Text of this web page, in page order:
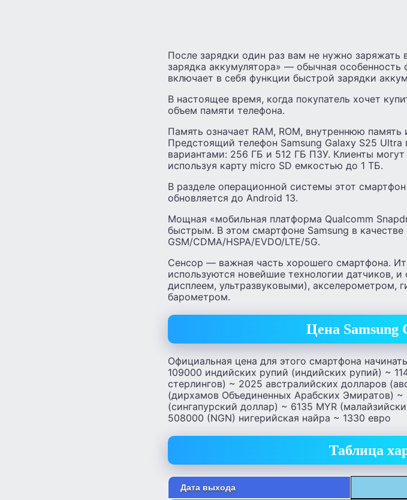
После зарядки один раз вам не нужно
зарядка аккумулятора» — обычная особенность
включает в себя функции быстрой зарядки
В настоящее время, когда покупатель хочет
объем памяти телефона.
Память означает RAM, ROM, внутреннюю
Предстоящий телефон Samsung Galaxy S25
вариантами: 256 ГБ и 512 ГБ ПЗУ. Клиенты
используя карту micro SD емкостью до 1 ТБ.
В разделе операционной системы этот
обновляется до Android 13.
Мощная «мобильная платформа Qualcomm
быстрым. В этом смартфоне Samsung в качестве
GSM/CDMA/HSPA/EVDO/LTE/5G.
Сенсор — важная часть хорошего смартфона.
используются новейшие технологии датчиков,
дисплеем, ультразвуковыми), акселерометром,
барометром.
Цена Samsung
Официальная цена для этого смартфона
109000 индийских рупий (индийских рупий) ~
стерлингов) ~ 2025 австралийских долларов
(дирхамов Объединенных Арабских Эмиратов) ~
(сингапурский доллар) ~ 6135 MYR
508000 (NGN) нигерийская найра ~ 1330 евро
Таблица
Дата выхода